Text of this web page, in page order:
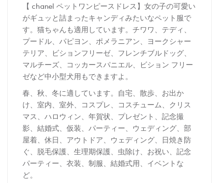
【 chanel ペットワンピースドレス】女の子の可愛い
がギュッと詰まったキャンディみたいなペット服で
す。猫ちゃんも適用しています。チワワ、テディ、
プードル、パピヨン、ポメラニアン、ヨークシャー
テリア、ビションフリーゼ、フレンチブルドッグ、
マルチーズ、コッカースパニエル、ビション フリー
ゼなど中小型犬用もできますよ。
春、秋、冬に適しています。自宅、散歩、お出か
け、室内、室外、コスプレ、コスチューム、クリス
マス、ハロウィン、年賀状、プレゼント、記念撮
影、結婚式、仮装、パーティー、ウェディング、部
屋着、休日、アウトドア、ウェディング、日焼き防
ぐ、脱毛保護、生理期保護、虫除け、お祝い、記念
パーティー、衣装、制服、結婚式用、イベントな
ど。